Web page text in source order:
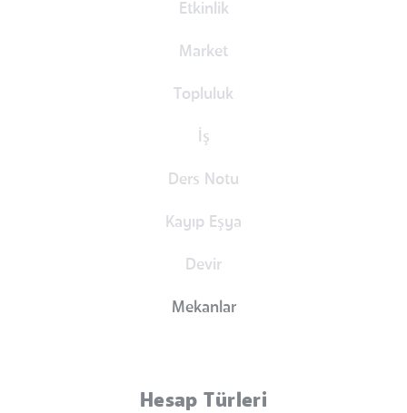
Etkinlik
Market
Topluluk
İş
Ders Notu
Kayıp Eşya
Devir
Mekanlar
Hesap Türleri